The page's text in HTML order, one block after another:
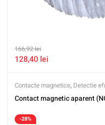
166,92lei
128,40 lei
Contacte magnetice, Detectie
Contact magnetic aparent
-28%